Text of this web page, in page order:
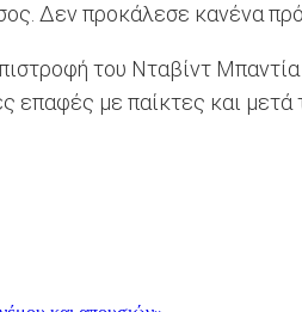
Δεν προκάλεσε κανένα
του Νταβίντ
με παίκτες και μετά